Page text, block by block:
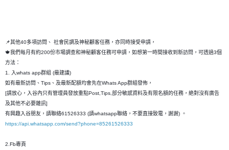
📌其他40多項訪問、 社會民調及神秘顧客任務，亦同時接受申請，
🍁我們每月有約200份市場調查和神秘顧客任務可申請，如想第一時間接收到新訪問，可透過3個
方法：
1. 入whats app群組 (最建議)
如有最新訪問、Tips、及最新配額均會先在Whats App群組發佈，
[請放心，入谷內只有管理員發放重點Post,Tips,部分敏感資料及有限名額的任務，絶對沒有廣告
及其他不必要雜訊]
有興趣入谷朋友，請聯絡61526333 (請whatsapp聯絡，不要直接致電，謝謝) 。
https://api.whatsapp.com/send?phone=85261526333
2.Fb專頁